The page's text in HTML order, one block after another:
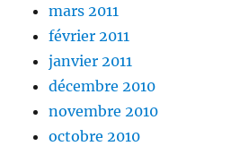
mars 2011
février 2011
janvier 2011
décembre 2010
novembre 2010
octobre 2010